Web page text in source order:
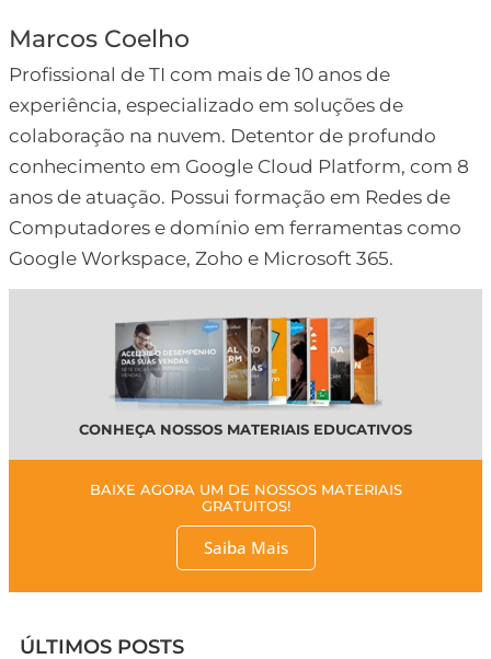
Marcos Coelho
Profissional de TI com mais de 10 anos de
experiência, especializado em soluções de
colaboração na nuvem. Detentor de profundo
conhecimento em Google Cloud Platform, com 8
anos de atuação. Possui formação em Redes de
Computadores e domínio em ferramentas como
Google Workspace, Zoho e Microsoft 365.
CONHEÇA NOSSOS MATERIAIS EDUCATIVOS
BAIXE AGORA UM DE NOSSOS MATERIAIS
GRATUITOS!
Saiba Mais
ÚLTIMOS POSTS